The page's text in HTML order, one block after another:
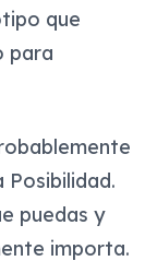
que
para
Posibilidad.
puedas y
importa.